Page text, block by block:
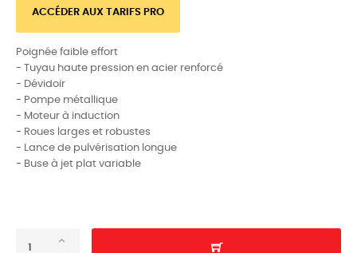
ACCÉDER AUX TARIFS PRO
Poignée faible effort
- Tuyau haute pression en acier renforcé
- Dévidoir
- Pompe métallique
- Moteur à induction
- Roues larges et robustes
- Lance de pulvérisation longue
- Buse à jet plat variable